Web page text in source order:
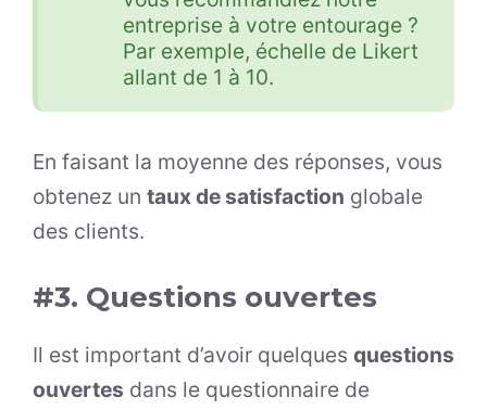
entreprise à votre entourage ?
Par exemple, échelle de Likert
allant de 1 à 10.
En faisant la moyenne des réponses, vous
obtenez un taux de satisfaction globale
des clients.
#3. Questions ouvertes
Il est important d’avoir quelques questions
ouvertes dans le questionnaire de